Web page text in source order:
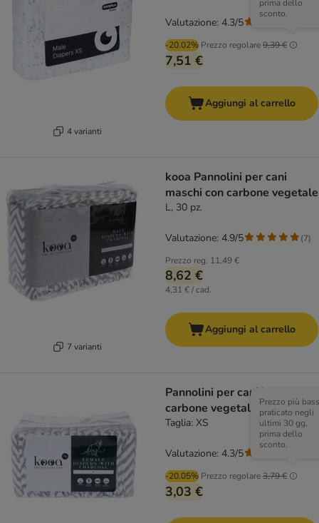
4 varianti
-20.02% Prezzo regolare9,39 €
prima dello
sconto.
7,51 €
Valutazione: 4.3/5
Aggiungi al carrello
7 varianti
kooa Pannolini per cani
maschi con carbone vegetale
L, 30 pz.
Prezzo reg. 11,49 €
8,62 €
4,31 € / cad.
Valutazione: 4.9/5 (7)
Aggiungi al carrello
Pannolini per cani kooa con
carbone vegetale
Taglia: XS
-20.05% Prezzo regolare3,79 €
Prezzo più
praticato negli
ultimi 30 gg,
prima dello
sconto.
3,03 €
Valutazione: 4.3/5